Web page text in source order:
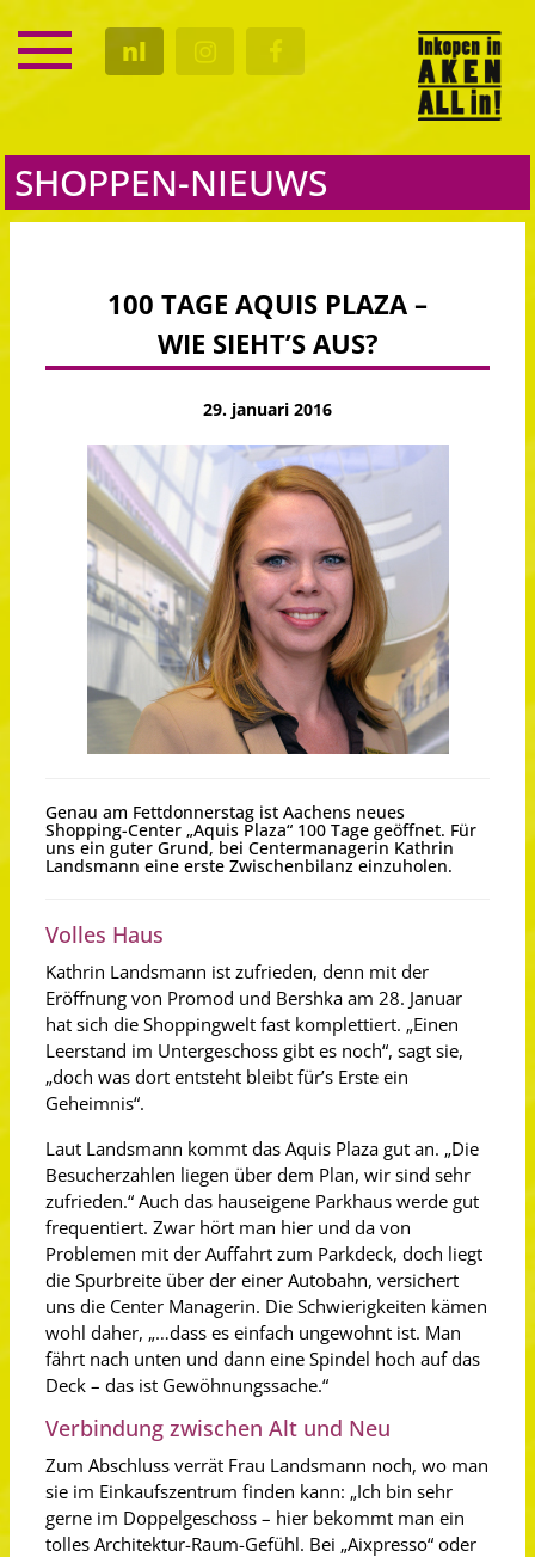
nl
SERVICE
KALENDER
SHOPPEN-NIEUWS
100 TAGE AQUIS PLAZA –
WIE SIEHT’S AUS?
29. januari 2016
Genau am Fettdonnerstag ist Aachens neues
Shopping-Center „Aquis Plaza“ 100 Tage geöffnet. Für
uns ein guter Grund, bei Centermanagerin Kathrin
Landsmann eine erste Zwischenbilanz einzuholen.
Volles Haus
Kathrin Landsmann ist zufrieden, denn mit der
Eröffnung von Promod und Bershka am 28. Januar
hat sich die Shoppingwelt fast komplettiert. „Einen
Leerstand im Untergeschoss gibt es noch“, sagt sie,
„doch was dort entsteht bleibt für’s Erste ein
Geheimnis“.
Laut Landsmann kommt das Aquis Plaza gut an. „Die
Besucherzahlen liegen über dem Plan, wir sind sehr
zufrieden.“ Auch das hauseigene Parkhaus werde gut
frequentiert. Zwar hört man hier und da von
Problemen mit der Auffahrt zum Parkdeck, doch liegt
die Spurbreite über der einer Autobahn, versichert
uns die Center Managerin. Die Schwierigkeiten kämen
wohl daher, „…dass es einfach ungewohnt ist. Man
fährt nach unten und dann eine Spindel hoch auf das
Deck – das ist Gewöhnungssache.“
Verbindung zwischen Alt und Neu
Zum Abschluss verrät Frau Landsmann noch, wo man
sie im Einkaufszentrum finden kann: „Ich bin sehr
gerne im Doppelgeschoss – hier bekommt man ein
tolles Architektur-Raum-Gefühl. Bei „Aixpresso“ oder